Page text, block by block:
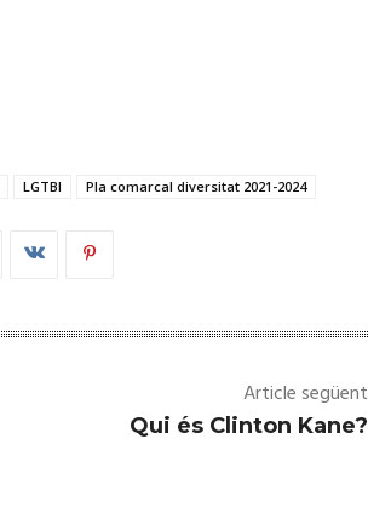
LGTBI Pla comarcal diversitat 2021-2024
Article següent
Qui és Clinton Kane?